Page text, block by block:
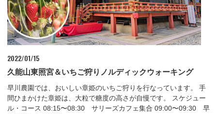
2022/01/15
久能山東照宮＆いちご狩りノルディックウォーキング
早川農園では、おいしい章姫のいちご狩りを行なっています。 手
間ひまかけた章姫は、大粒で糖度の高さが自慢です。 スケジュー
ル・コース 08:15〜08:30 サリーズカフェ集合 09:00〜09:30 早